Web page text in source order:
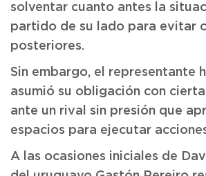
solventar cuanto antes la
partido de su lado para evitar
posteriores.
Sin embargo, el representante
asumió su obligación con
ante un rival sin presión que
espacios para ejecutar
A las ocasiones iniciales de